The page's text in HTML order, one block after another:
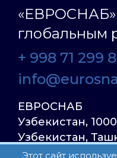
«ЕВРОСНАБ»
глобальным
+ 998 71 299
ЕВРОСНАБ
Узбекистан,
Узбекистан,
Улица Фаргона
Этот сайт